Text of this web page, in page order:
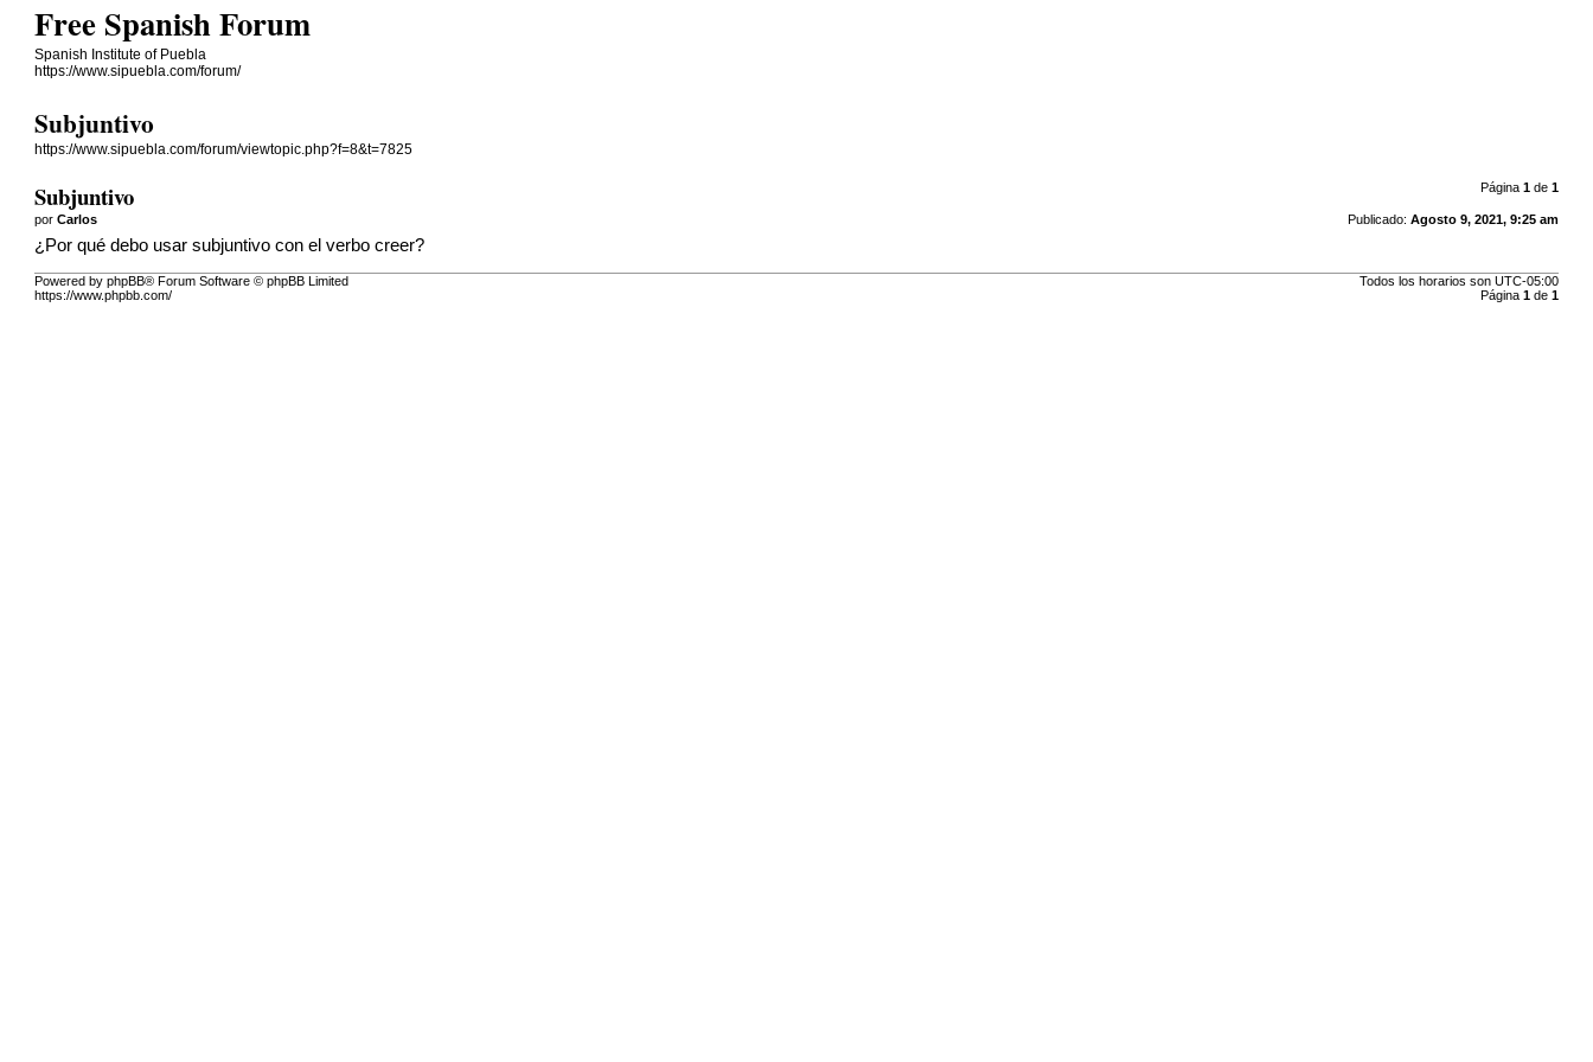
Free Spanish Forum
Spanish Institute of Puebla
https://www.sipuebla.com/forum/
Subjuntivo
https://www.sipuebla.com/forum/viewtopic.php?f=8&t=7825
Página 1de 1
Subjuntivo
Publicado: Agosto 9, 2021, 9:25 am
porCarlos
¿Por qué debo usar subjuntivo con el verbo creer?
Todos los horarios son UTC-05:00
Página 1de 1
Powered by phpBB® Forum Software © phpBB Limited
https://www.phpbb.com/